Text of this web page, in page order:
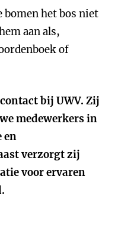
bomen het bos niet
aan als,
of
bij UWV. Zij
medewerkers in
en
verzorgt zij
voor ervaren